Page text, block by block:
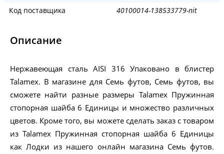
Код поставщика
40100014-138533779-nit
Описание
Нержавеющая сталь AISI 316 Упаковано в блистер
Talamex. В магазине для Семь футов, Семь футов, вы
сможете найти разные размеры Talamex Пружинная
стопорная шайба 6 Единицы и множество различных
цветов. Кроме того, вы можете сделать заказ с товаром
из Talamex Пружинная стопорная шайба 6 Единицы
как Лодки из нашего онлайн магазина Семь футов.